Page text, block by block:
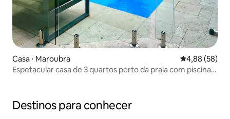
Casa ⋅ Maroubra 4,88 de uma
4,88 (58)
Espetacular casa de 3 quartos perto da praia com piscina e
Destinos para conhecer